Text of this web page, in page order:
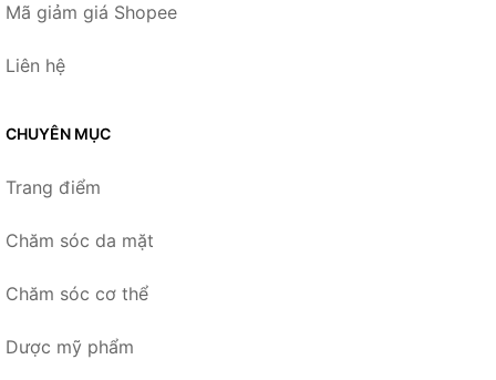
Mã giảm giá Shopee
Liên hệ
CHUYÊN MỤC
Trang điểm
Chăm sóc da mặt
Chăm sóc cơ thể
Dược mỹ phẩm